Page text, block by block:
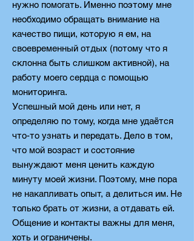
нужно помогать. Именно поэтому мне
необходимо обращать внимание на
качество пищи, которую я ем, на
своевременный отдых (потому что я
склонна быть слишком активной), на
работу моего сердца с помощью
мониторинга.
Успешный мой день или нет, я
определяю по тому, когда мне удаётся
что-то узнать и передать. Дело в том,
что мой возраст и состояние
вынуждают меня ценить каждую
минуту моей жизни. Поэтому, мне пора
не накапливать опыт, а делиться им. Не
только брать от жизни, а отдавать ей.
Общение и контакты важны для меня,
хоть и ограничены.